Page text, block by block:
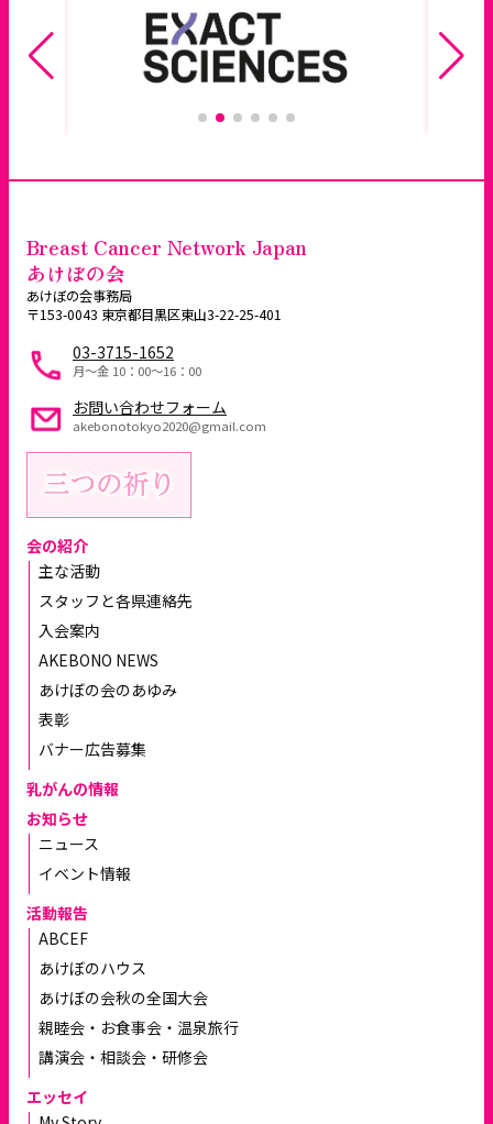
Breast Cancer Network Japan
あけぼの会
あけぼの会事務局
〒153-0043 東京都目黒区東山3-22-25-401
03-3715-1652
月～金 10：00〜16：00
お問い合わせフォーム
akebonotokyo2020@gmail.com
会の紹介
主な活動
スタッフと各県連絡先
入会案内
AKEBONO NEWS
あけぼの会のあゆみ
表彰
バナー広告募集
乳がんの情報
お知らせ
ニュース
イベント情報
活動報告
ABCEF
あけぼのハウス
あけぼの会秋の全国大会
親睦会・お食事会・温泉旅行
講演会・相談会・研修会
エッセイ